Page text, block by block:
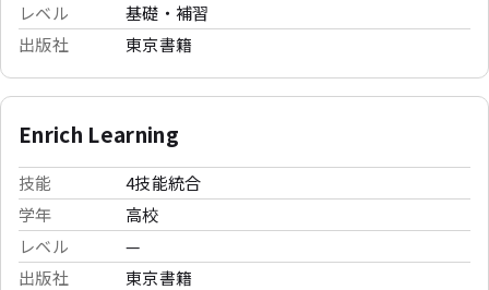
レベル
基礎・補習
出版社
東京書籍
Enrich Learning
技能
4技能統合
学年
高校
レベル
—
出版社
東京書籍